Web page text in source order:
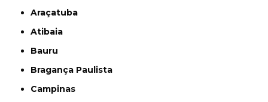
Araçatuba
Atibaia
Bauru
Bragança Paulista
Campinas